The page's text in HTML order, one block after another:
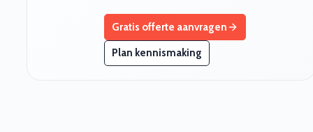
Gratis offerte aanvragen
Plan kennismaking